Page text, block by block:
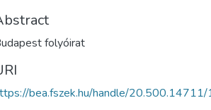
folyóirat
bea.fszek.hu/handle/